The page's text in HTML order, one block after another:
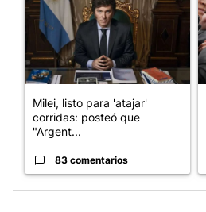
Milei, listo para 'atajar'
corridas: posteó que
"Argent...
83 comentarios